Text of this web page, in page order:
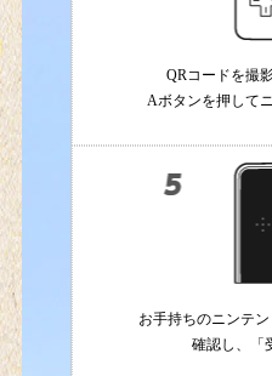
QRコードを撮
Aボタンを押して
お手持ちのニンテ
確認し、「